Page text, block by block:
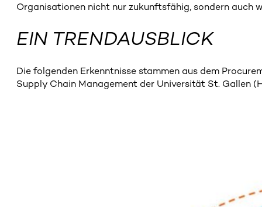
Organisationen nicht nur zukunftsfähig, sondern auch
EIN TRENDAUSBLICK
Die folgenden Erkenntnisse stammen aus dem
Supply Chain Management der Universität St. Gallen